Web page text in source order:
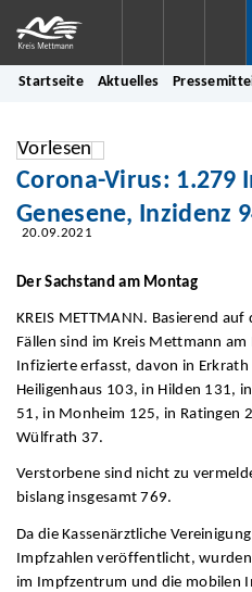
Startseite Aktuelles
Vorlesen
Corona-Virus: 1.279
Genesene, Inzidenz
20.09.2021
Der Sachstand am Montag
KREIS METTMANN. Basierend
Fällen sind im Kreis Mettmann
Infizierte erfasst, davon in
Heiligenhaus 103, in Hilden 131,
51, in Monheim 125, in Ratingen
Wülfrath 37.
Verstorbene sind nicht zu
bislang insgesamt 769.
Da die Kassenärztliche
Impfzahlen veröffentlicht,
im Impfzentrum und die mobilen